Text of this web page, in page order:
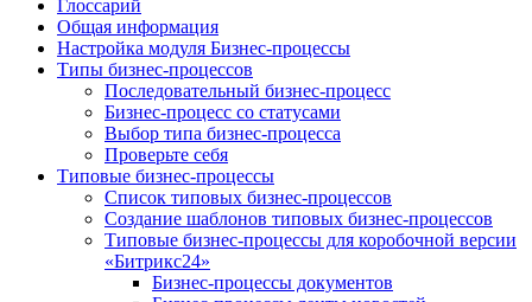
Глоссарий
Общая информация
Настройка модуля Бизнес-процессы
Типы бизнес-процессов
Последовательный бизнес-процесс
Бизнес-процесс со статусами
Выбор типа бизнес-процесса
Проверьте себя
Типовые бизнес-процессы
Список типовых бизнес-процессов
Создание шаблонов типовых бизнес-процессов
Типовые бизнес-процессы для коробочной версии
«Битрикс24»
Бизнес-процессы документов